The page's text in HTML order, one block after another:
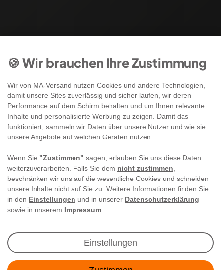
🍪 Wir brauchen Ihre Zustimmung
Wir von MA-Versand nutzen Cookies und andere Technologien,
damit unsere Sites zuverlässig und sicher laufen, wir deren
Performance auf dem Schirm behalten und um Ihnen relevante
Inhalte und personalisierte Werbung zu zeigen. Damit das
funktioniert, sammeln wir Daten über unsere Nutzer und wie sie
unsere Angebote auf welchen Geräten nutzen.
Wenn Sie "Zustimmen" sagen, erlauben Sie uns diese Daten
weiterzuverarbeiten. Falls Sie dem nicht zustimmen
beschränken wir uns auf die wesentliche Cookies und schneiden
unsere Inhalte nicht auf Sie zu. Weitere Informationen finden Sie
in den Einstellungen und in unserer Datenschutzerklärung
sowie in unserem Impressum
Einstellungen
Newsletter Anmeldung
Angebote & Rabatte per E-Mail erhalten - Geld